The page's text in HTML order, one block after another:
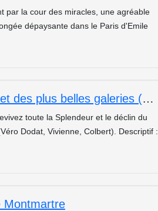
par la cour des miracles, une agréable
dépaysante dans le Paris d'Emile
La merveilleuse histoire du Palais royal et des plus belles galeries (Vivienne,Colbert,Vero Dodat)
toute la Splendeur et le déclin du
Dodat, Vivienne, Colbert). Descriptif :
Montmartre